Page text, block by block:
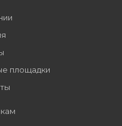
площадки